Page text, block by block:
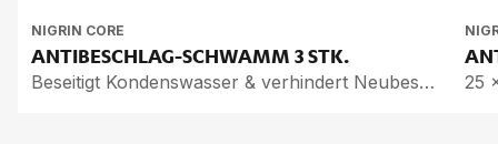
NIGRIN CORE
AN­TI­BE­SCHLAG-SCHWAMM3 STK.
Beseitigt Kondenswasser & verhindert Neubeschlag 25